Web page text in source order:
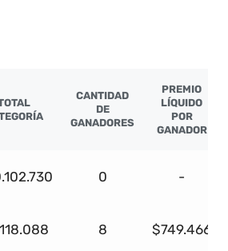
CANTIDAD
DE
GANADORES
PREMIO
LÍQUIDO
POR
GANADOR
0 -
8 $749.466